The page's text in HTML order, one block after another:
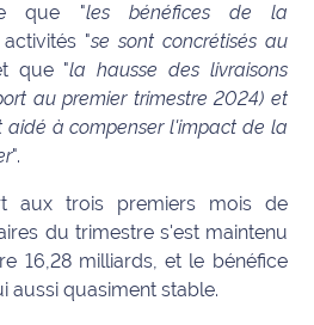
que "les bénéfices de la
"se sont concrétisés au
que "la hausse des livraisons
au premier trimestre 2024) et
aidé à compenser l'impact de la
".
aux trois premiers mois de
du trimestre s'est maintenu
16,28 milliards, et le bénéfice
aussi quasiment stable.